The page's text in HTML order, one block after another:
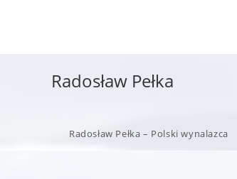
Radosław Pełka
Radosław Pełka – Polski wynalazca